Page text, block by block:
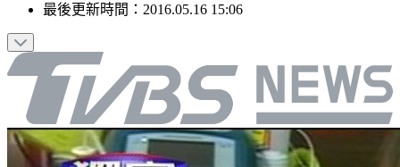
發佈時間：2013.06.07 19:28